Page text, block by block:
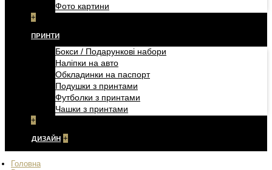
Фото картини
+
ПРИНТИ
Бокси / Подарункові набори
Наліпки на авто
Обкладинки на паспорт
Подушки з принтами
Футболки з принтами
Чашки з принтами
+
ДИЗАЙН +
Головна